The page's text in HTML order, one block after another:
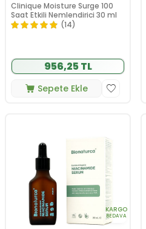
Clinique Moisture Surge 100
Saat Etkili Nemlendirici 30 ml
(14)
956,25 TL
Sepete Ekle
KARGO
BEDAVA